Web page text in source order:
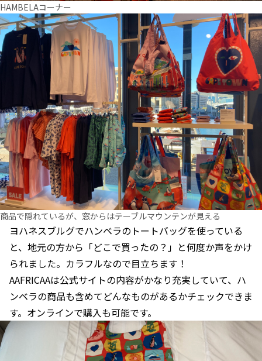
HAMBELAコーナー
商品で隠れているが、窓からはテーブルマウンテンが見える
ヨハネスブルグでハンベラのトートバッグを使っている
と、地元の方から「どこで買ったの？」と何度か声をかけ
られました。カラフルなので目立ちます！
AAFRICAAは公式サイトの内容がかなり充実していて、ハ
ンベラの商品も含めてどんなものがあるかチェックできま
す。オンラインで購入も可能です。